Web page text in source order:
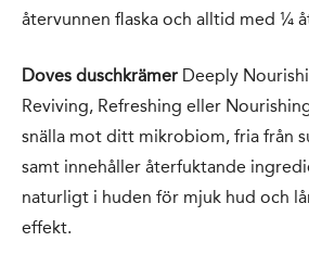
återvunnen flaska och alltid med ¼
Doves duschkrämer Deeply
Reviving, Refreshing eller
snälla mot ditt mikrobiom, fria från
samt innehåller återfuktande
naturligt i huden för mjuk hud och
effekt.